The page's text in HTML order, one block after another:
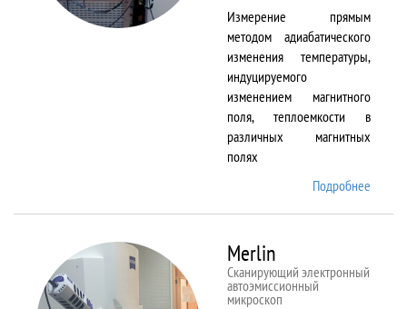
Измерение прямым
методом адиабатического
изменения температуры,
индуцируемого
изменением магнитного
поля, теплоемкости в
различных магнитных
полях
Подробнее
Merlin
Сканирующий электронный
автоэмиссионный
микроскоп